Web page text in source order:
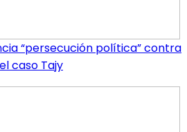
“persecución política” contra
caso Tajy